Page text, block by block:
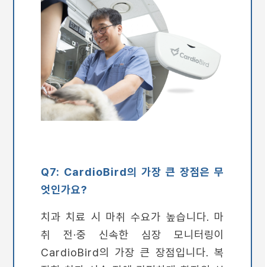
Q7: CardioBird의 가장 큰 장점은 무
엇인가요?
치과 치료 시 마취 수요가 높습니다. 마
취 전·중 신속한 심장 모니터링이
CardioBird의 가장 큰 장점입니다. 복